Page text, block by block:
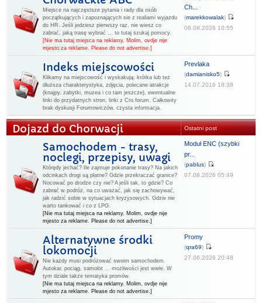
Miejsce na najczęstsze pytania i rady dla osób
początkujących i zapoznających sie z realiami wyjazdu
do HR. Jeśli jedziesz pierwszy raz, nie wiesz co
zabrać, jaką trasę wybrać ... to tutaj szukaj pomocy.
[Nie ma tutaj miejsca na reklamy. Molim, ovdje nije
mjesto za reklame. Please do not advertise.]
Ch...
(marekkowalak)
06.08.2026 10:55
Indeks miejscowości
Klikamy na miejscowość i wyskakują: krótka lub też
dłuższa charakterystyka, zdjęcia, polecane atrakcje
(knajpy, zabytki, muzea i co tam jeszcze), ewentualne
linki do przydatnych stron, linki z Cro.forum. Całkowity
brak dyskusji Forumowiczów, czysta informacja.
Prevlaka
(damianisko5)
14.07.2016 18:38
Dojazd do Chorwacji Ostatni post
Samochodem - trasy,
noclegi, przepisy, uwagi
Którędy jechać? Ile zajmuje pokonanie trasy? Na jakich
odcinkach drogi są płatne? Gdzie przekraczać granice?
Nocować po drodze czy nie? A jeśli tak, to gdzie? Co
zabrać w podróż, na co uważać, jak się zachowywać,
jak radzić sobie w sytuacjach kryzysowych. Gdzie nie
warto tankować i co z LPG.
[Nie ma tutaj miejsca na reklamy. Molim, ovdje nije
mjesto za reklame. Please do not advertise.]
Moduł ENC (szybki
pr...
(pablus)
07.08.2026 05:49
Alternatywne środki
lokomocji
Nie każdy musi podróżować swoim samochodem.
Autokar, pociąg, samolot ... możliwości jest wiele. W
tym dziale także tematyka promów.
[Nie ma tutaj miejsca na reklamy. Molim, ovdje nije
mjesto za reklame. Please do not advertise.]
Promy
(qra69)
27.06.2026 20:48